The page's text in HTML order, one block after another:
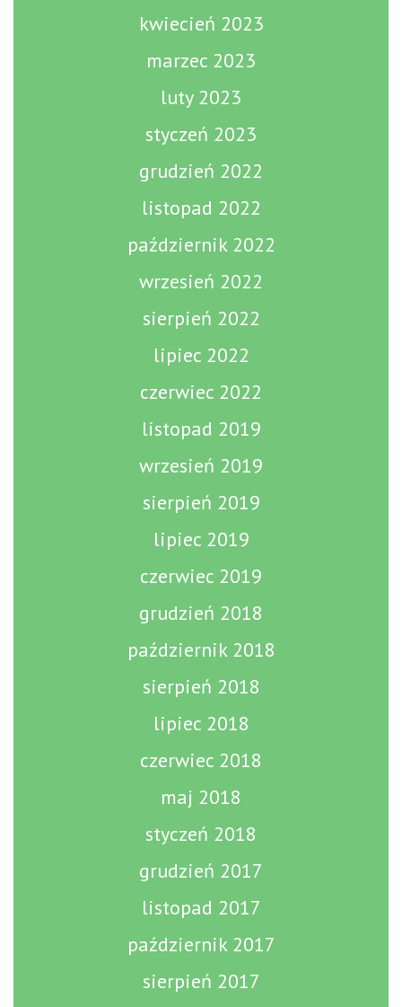
kwiecień 2023
marzec 2023
luty 2023
styczeń 2023
grudzień 2022
listopad 2022
październik 2022
wrzesień 2022
sierpień 2022
lipiec 2022
czerwiec 2022
listopad 2019
wrzesień 2019
sierpień 2019
lipiec 2019
czerwiec 2019
grudzień 2018
październik 2018
sierpień 2018
lipiec 2018
czerwiec 2018
maj 2018
styczeń 2018
grudzień 2017
listopad 2017
październik 2017
sierpień 2017